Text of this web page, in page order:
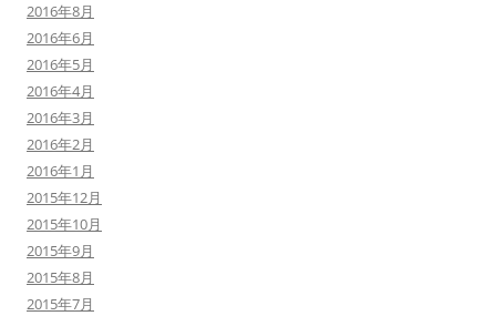
2016年8月
2016年6月
2016年5月
2016年4月
2016年3月
2016年2月
2016年1月
2015年12月
2015年10月
2015年9月
2015年8月
2015年7月